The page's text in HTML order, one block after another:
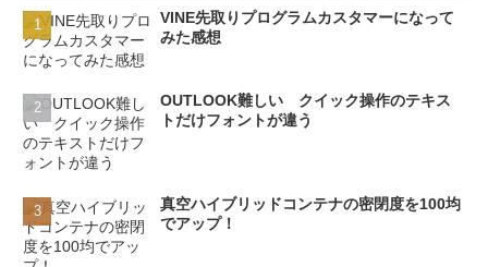
VINE先取りプログラムカスタマーになって
みた感想
OUTLOOK難しい クイック操作のテキス
トだけフォントが違う
真空ハイブリッドコンテナの密閉度を100均
でアップ！